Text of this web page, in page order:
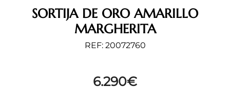
SORTIJA DE ORO AMARILLO
MARGHERITA
REF: 20072760
6.290€